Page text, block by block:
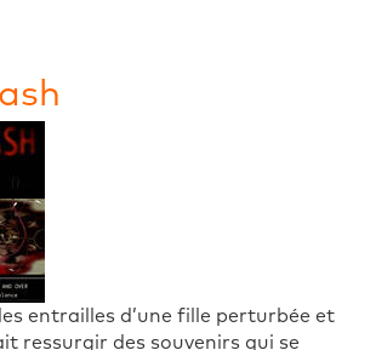
entrailles d’une fille perturbée et
ressurgir des souvenirs qui se